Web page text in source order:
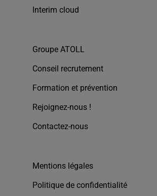
Interim cloud
Groupe ATOLL
Conseil recrutement
Formation et prévention
Rejoignez-nous !
Contactez-nous
Mentions légales
Politique de confidentialité